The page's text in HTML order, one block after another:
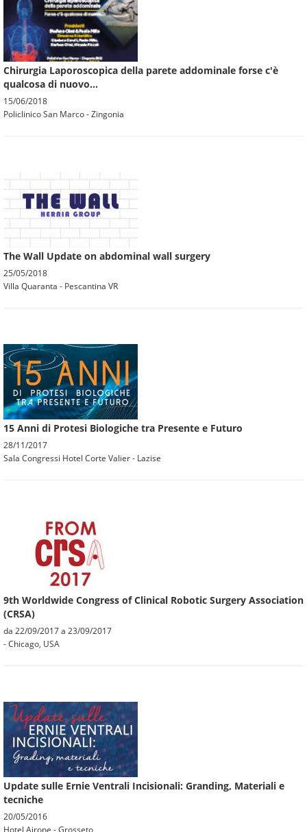
Chirurgia Laporoscopica della parete addominale forse c'è
qualcosa di nuovo...
15/06/2018
Policlinico San Marco - Zingonia
The Wall Update on abdominal wall surgery
25/05/2018
Villa Quaranta - Pescantina VR
15 Anni di Protesi Biologiche tra Presente e Futuro
28/11/2017
Sala Congressi Hotel Corte Valier - Lazise
9th Worldwide Congress of Clinical Robotic Surgery Association
(CRSA)
da 22/09/2017a 23/09/2017
- Chicago, USA
Update sulle Ernie Ventrali Incisionali: Granding, Materiali e
tecniche
20/05/2016
Hotel Airone - Grosseto